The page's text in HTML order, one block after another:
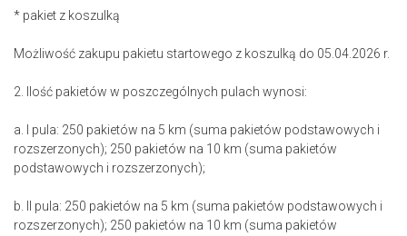
* pakiet z koszulką
Możliwość zakupu pakietu startowego z koszulką do 05.04.2026 r.
2. Ilość pakietów w poszczególnych pulach wynosi:
a. I pula: 250 pakietów na 5 km (suma pakietów podstawowych i
rozszerzonych); 250 pakietów na 10 km (suma pakietów
podstawowych i rozszerzonych);
b. II pula: 250 pakietów na 5 km (suma pakietów podstawowych i
rozszerzonych); 250 pakietów na 10 km (suma pakietów